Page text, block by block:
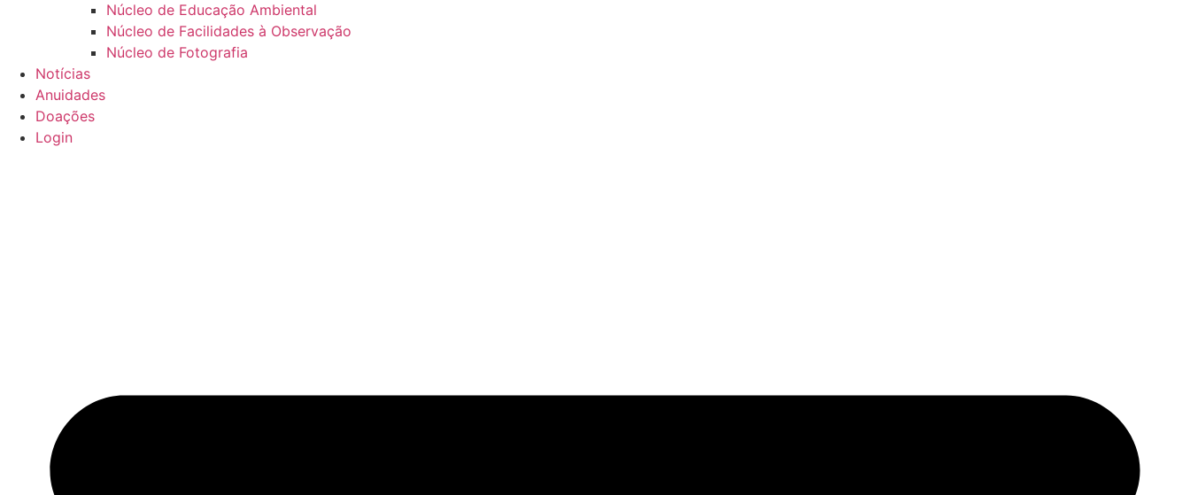
Núcleo de Educação Ambiental
Núcleo de Facilidades à Observação
Núcleo de Fotografia
Notícias
Anuidades
Doações
Login